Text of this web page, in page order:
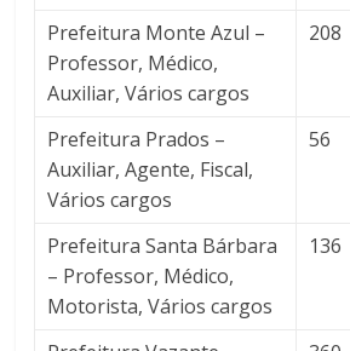
Prefeitura Monte Azul –
Professor, Médico,
Auxiliar, Vários cargos
208
Prefeitura Prados –
Auxiliar, Agente, Fiscal,
Vários cargos
56
Prefeitura Santa Bárbara
– Professor, Médico,
Motorista, Vários cargos
136